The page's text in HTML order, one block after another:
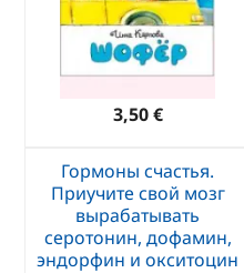
3,50 €
Гормоны счастья.
Приучите свой мозг
вырабатывать
серотонин, дофамин,
эндорфин и окситоцин